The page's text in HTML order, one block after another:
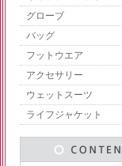
グローブ
バッグ
フットウエア
アクセサリー
ウェットスーツ
ライフジャケット